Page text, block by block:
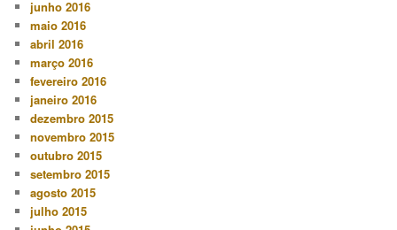
junho 2016
maio 2016
abril 2016
março 2016
fevereiro 2016
janeiro 2016
dezembro 2015
novembro 2015
outubro 2015
setembro 2015
agosto 2015
julho 2015